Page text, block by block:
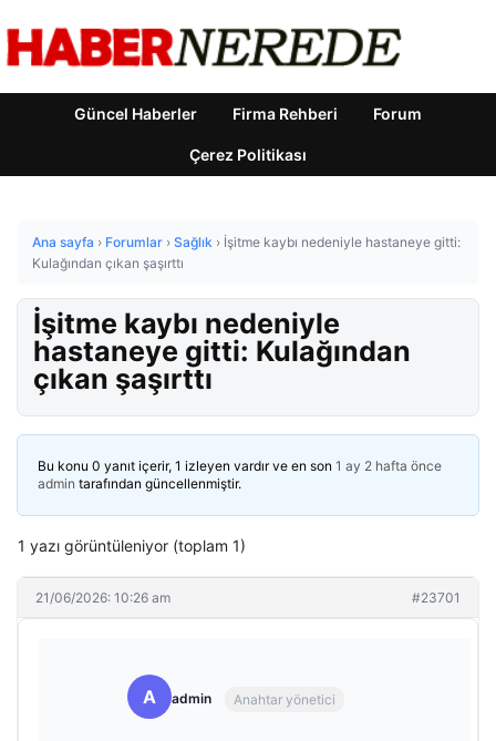
Güncel Haberler Firma Rehberi Forum
Çerez Politikası
Ana sayfa › Forumlar › Sağlık › İşitme kaybı nedeniyle hastaneye gitti:
Kulağından çıkan şaşırttı
İşitme kaybı nedeniyle
hastaneye gitti: Kulağından
çıkan şaşırttı
Bu konu 0 yanıt içerir, 1 izleyen vardır ve en son 1 ay 2 hafta önce
admin tarafından güncellenmiştir.
1 yazı görüntüleniyor (toplam 1)
21/06/2026: 10:26 am #23701
A admin Anahtar yönetici